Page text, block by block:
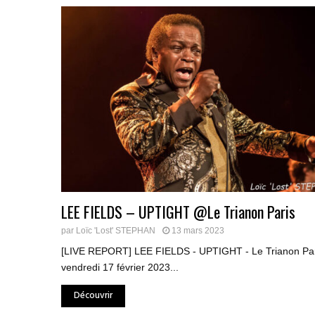
LEE FIELDS – UPTIGHT @Le Trianon Paris
par Loïc 'Lost' STEPHAN 13 mars 2023
[LIVE REPORT] LEE FIELDS - UPTIGHT - Le Trianon
vendredi 17 février 2023...
Découvrir